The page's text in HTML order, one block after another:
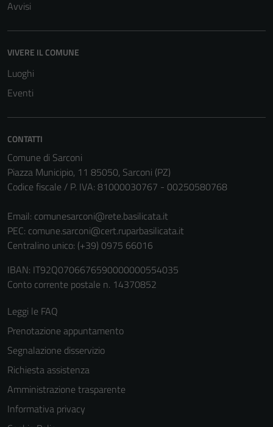
Avvisi
VIVERE IL COMUNE
Luoghi
Eventi
CONTATTI
Comune di Sarconi
Piazza Municipio, 11 85050, Sarconi (PZ)
Codice fiscale / P. IVA: 81000030767 - 00250580768
Email: comunesarconi@rete.basilicata.it
PEC: comune.sarconi@cert.ruparbasilicata.it
Centralino unico: (+39) 0975 66016
IBAN: IT92Q0706676590000000554035
Conto corrente postale n. 14370852
Leggi le FAQ
Prenotazione appuntamento
Segnalazione disservizio
Richiesta assistenza
Amministrazione trasparente
Informativa privacy